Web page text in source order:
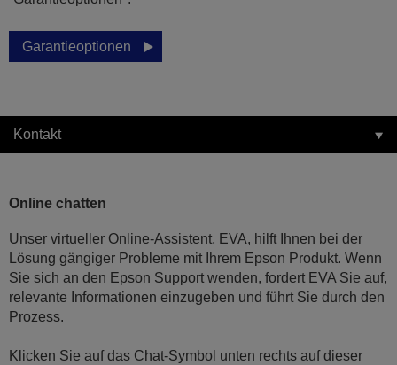
Garantieoptionen
Kontakt
Online chatten
Unser virtueller Online-Assistent, EVA, hilft Ihnen bei der
Lösung gängiger Probleme mit Ihrem Epson Produkt. Wenn
Sie sich an den Epson Support wenden, fordert EVA Sie auf,
relevante Informationen einzugeben und führt Sie durch den
Prozess.
Klicken Sie auf das Chat-Symbol unten rechts auf dieser